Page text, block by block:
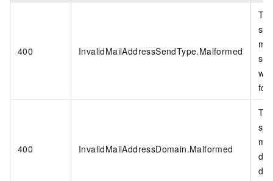
400 InvalidMailAddressSendType.Malformed
400 InvalidMailAddressDomain.Malformed